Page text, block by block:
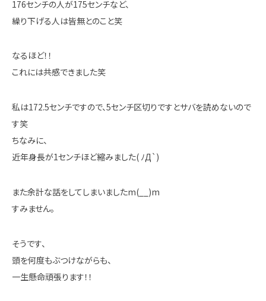
176センチの人が175センチなど、
繰り下げる人は皆無とのこと笑
なるほど！！
これには共感できました笑
私は172.5センチですので、5センチ区切りですとサバを読めないので
す笑
ちなみに、
近年身長が1センチほど縮みました( ﾉД`)
また余計な話をしてしまいましたm(__)m
すみません。
そうです、
頭を何度もぶつけながらも、
一生懸命頑張ります！！